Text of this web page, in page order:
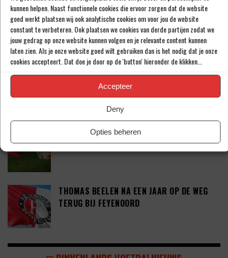
kunnen helpen. Naast functionele cookies die ervoor zorgen dat de website
goed werkt plaatsen wij ook analytische cookies om voor jou de website
constant te verbeteren. Ook plaatsen we cookies van derde partijen zodat we
jouw gedrag op onze website kunnen volgen en je relevante content kunnen
laten zien. Als je onze website goed wilt gebruiken dan is het nodig dat je onze
cookies accepteert. Dat doe je door op de 'button' hieronder de klikken...
Accepteer
Deny
Opties beheren
‘SHAQUEEL VAN PERSIE BRENGT FEYENOORD
IETS EXTRA’S’
DEFINITIEF: IN-BEOM HWANG ZET LOOPBAAN
VOORT BIJ FC PORTO
‘CRYSENSIO SUMMERVILLE DICHT BIJ
AKKOORD MET AS ROMA’
THOMAS BEELEN NA EEN JAAR OP DE WEG
TERUG BIJ FEYENOORD